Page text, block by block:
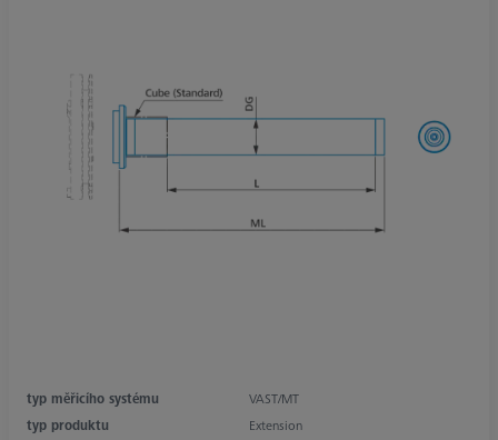
typ měřicího systému
VAST/MT
typ produktu
Extension